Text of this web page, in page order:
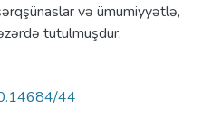
və ümumiyyətlə,
tutulmuşdur.
44